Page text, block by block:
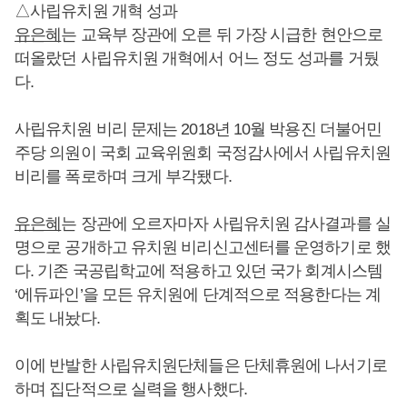
△사립유치원 개혁 성과
유은혜는 교육부 장관에 오른 뒤 가장 시급한 현안으로
떠올랐던 사립유치원 개혁에서 어느 정도 성과를 거뒀
다.
사립유치원 비리 문제는 2018년 10월 박용진 더불어민
주당 의원이 국회 교육위원회 국정감사에서 사립유치원
비리를 폭로하며 크게 부각됐다.
유은혜는 장관에 오르자마자 사립유치원 감사결과를 실
명으로 공개하고 유치원 비리신고센터를 운영하기로 했
다. 기존 국공립학교에 적용하고 있던 국가 회계시스템
‘에듀파인’을 모든 유치원에 단계적으로 적용한다는 계
획도 내놨다.
이에 반발한 사립유치원단체들은 단체휴원에 나서기로
하며 집단적으로 실력을 행사했다.